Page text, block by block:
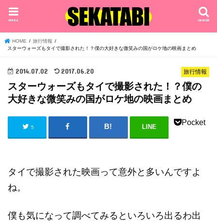
search
menu
HOME
旅行情報
スターウォーズもタイで撮影された！？僕の大好きな微笑みの国がロケ地の映画まとめ
旅行情報
2014.07.02 2017.06.20
スターウォーズもタイで撮影された！？僕の
大好きな微笑みの国がロケ地の映画まとめ
5 LINE
Pocket
タイで撮影された映画って意外と多いんですよ
ね。
僕も気になって調べてみるといろいろ出るわ出